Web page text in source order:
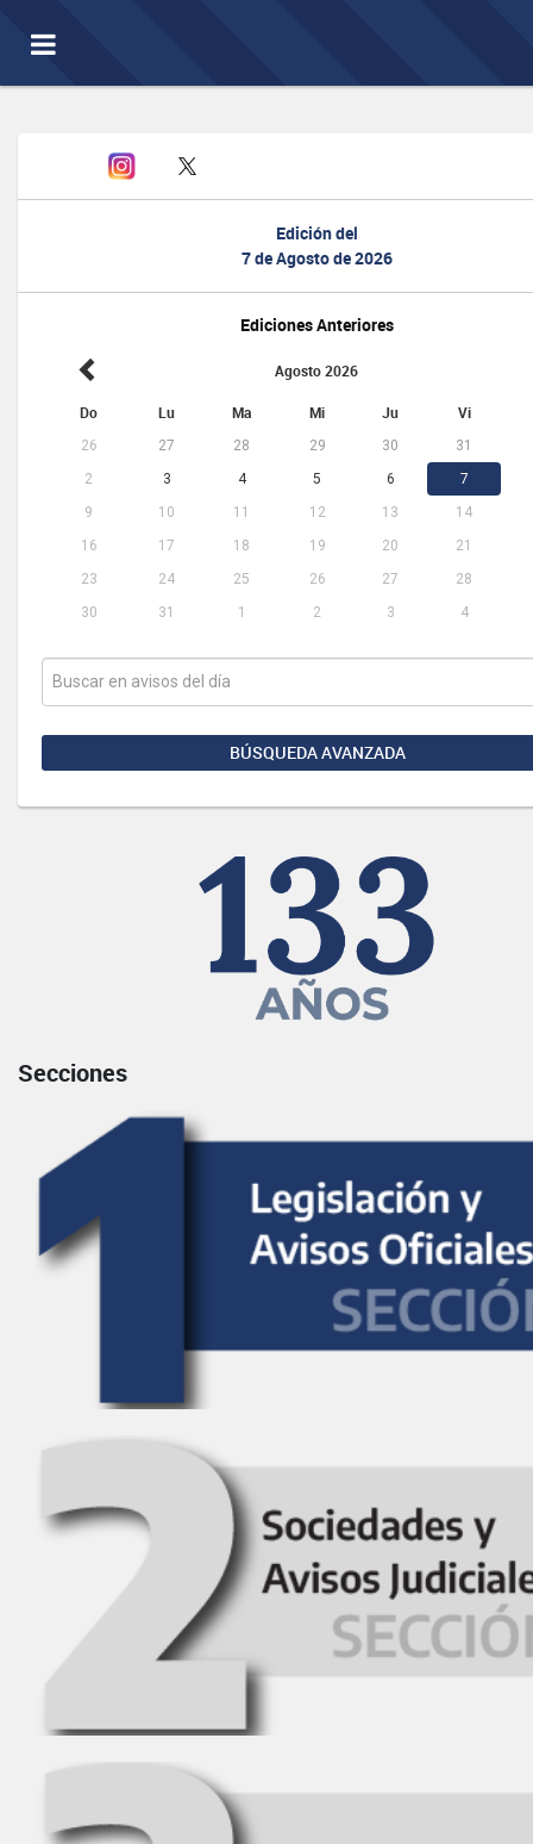
Toggle
navigation
Edición del
7 de Agosto de 2026
Ediciones Anteriores
Agosto 2026
Do Lu Ma Mi Ju Vi
26 27 28 29 30
31
2
3 4 5 6
7
9
10 11 12 13
14
16
17 18 19 20
21
23
24 25 26 27
28
30
31 1 2 3 4
BÚSQUEDA AVANZADA
Secciones